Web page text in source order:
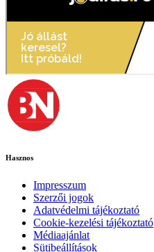
Hasznos
Impresszum
Szerzői jogok
Adatvédelmi tájékoztató
Cookie-kezelési tájékoztató
Médiaajánlat
Sütibeállítások